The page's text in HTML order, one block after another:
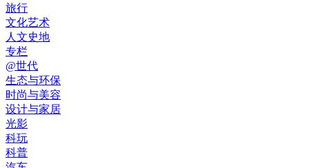
旅行
文化艺术
人文史地
专栏
@世代
生态与环保
时尚与美容
设计与家居
光影
科玩
科普